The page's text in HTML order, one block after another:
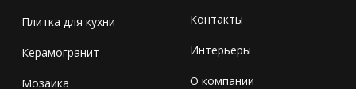
Плитка для кухни
Керамогранит
Мозаика
Контакты
Интерьеры
О компании